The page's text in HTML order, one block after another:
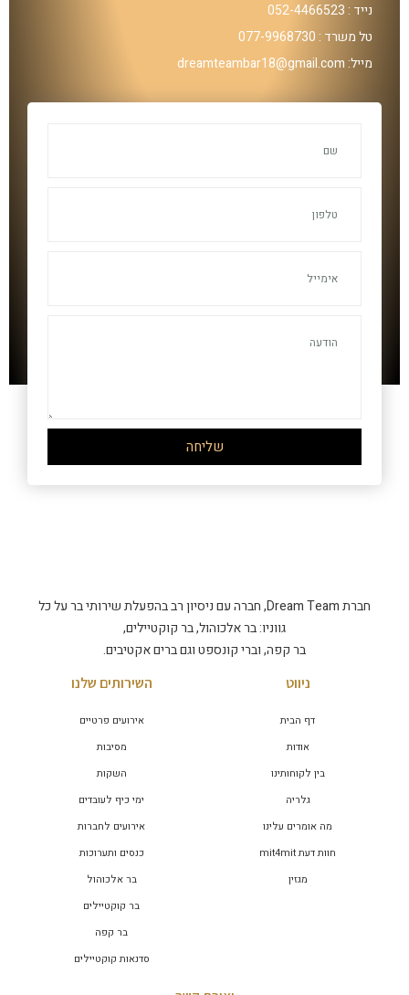
נייד : 052-4466523
טל משרד : 077-9968730
מייל: dreamteambar18@gmail.com
שליחה
חברת Dream Team, חברה עם ניסיון רב בהפעלת שירותי בר על כל
גווניו: בר אלכוהול, בר קוקטיילים,
בר קפה, וברי קונספט וגם ברים אקטיבים.
ניווט
דף הבית
אודות
בין לקוחותינו
גלריה
מה אומרים עלינו
חוות דעת mit4mit
מגזין
השירותים שלנו
אירועים פרטיים
מסיבות
השקות
ימי כיף לעובדים
אירועים לחברות
כנסים ותערוכות
בר אלכוהול
בר קוקטיילים
בר קפה
סדנאות קוקטיילים